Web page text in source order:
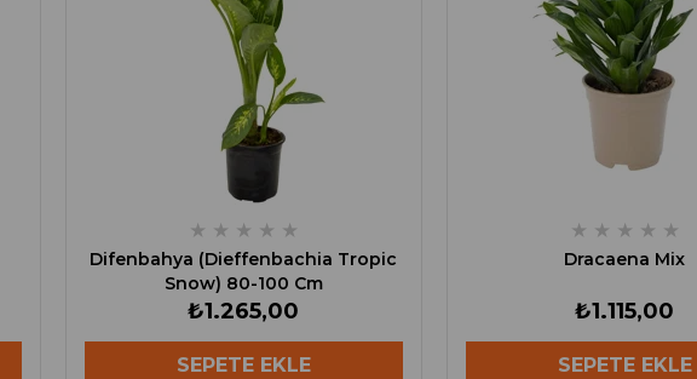
★ ★ ★ ★ ★
Difenbahya (Dieffenbachia Tropic
Snow) 80-100 Cm
₺1.265,00
SEPETE EKLE
★ ★ ★ ★ ★
Dracaena Mix
₺1.115,00
SEPETE EKLE